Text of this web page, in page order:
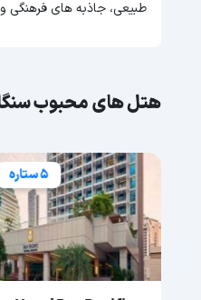
طبیعی، جاذبه های فرهنگی
هتل های محبوب
5 ستاره